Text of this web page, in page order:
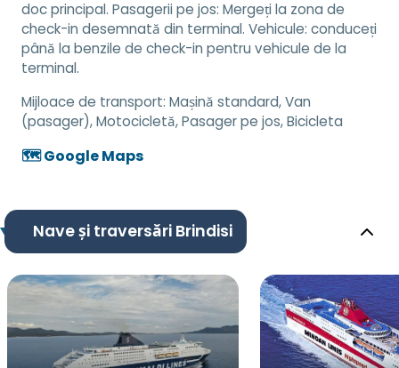
doc principal. Pasagerii pe jos: Mergeți la zona de
check-in desemnată din terminal. Vehicule: conduceți
până la benzile de check-in pentru vehicule de la
terminal.
Mijloace de transport: Mașină standard, Van
(pasager), Motocicletă, Pasager pe jos, Bicicleta
🗺️ Google Maps
Nave și traversări Brindisi